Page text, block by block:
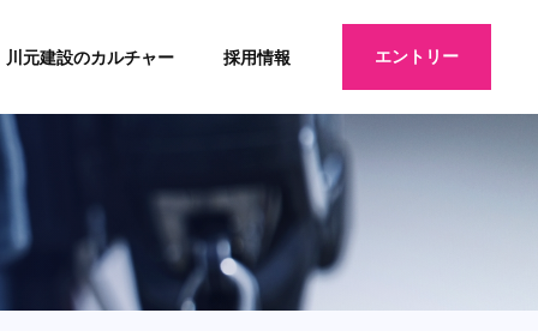
川元建設のカルチャー 採用情報 エントリー